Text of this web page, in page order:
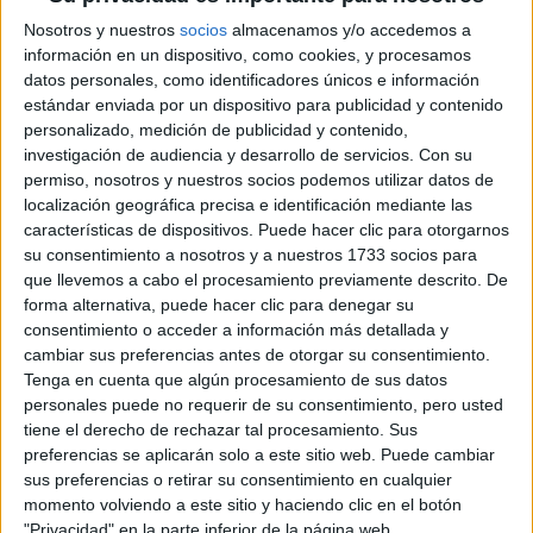
Nosotros y nuestros socios almacenamos y/o accedemos a
información en un dispositivo, como cookies, y procesamos
datos personales, como identificadores únicos e información
estándar enviada por un dispositivo para publicidad y contenido
personalizado, medición de publicidad y contenido,
investigación de audiencia y desarrollo de servicios. Con su
permiso, nosotros y nuestros socios podemos utilizar datos de
localización geográfica precisa e identificación mediante las
características de dispositivos. Puede hacer clic para otorgarnos
su consentimiento a nosotros y a nuestros 1733 socios para
que llevemos a cabo el procesamiento previamente descrito. De
forma alternativa, puede hacer clic para denegar su
consentimiento o acceder a información más detallada y
cambiar sus preferencias antes de otorgar su consentimiento.
Tenga en cuenta que algún procesamiento de sus datos
personales puede no requerir de su consentimiento, pero usted
tiene el derecho de rechazar tal procesamiento. Sus
preferencias se aplicarán solo a este sitio web. Puede cambiar
sus preferencias o retirar su consentimiento en cualquier
momento volviendo a este sitio y haciendo clic en el botón
Notas de corte Ingeniería
Mecánica por provincias
Oferta en toda España
Ingeniería Mecánica A Coruña
Ingeniería Mecánica Albacete
Ingeniería Mecánica Alicante
Ingeniería Mecánica Almería
Ingeniería Mecánica Asturias
Ingeniería Mecánica Badajoz
Ingeniería Mecánica Barcelona